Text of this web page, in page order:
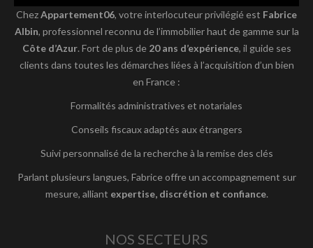
ChezAppartement06, votre interlocuteur privilégié est Fabrice
Albin, professionnel reconnu de l’immobilier haut de gamme sur la
Côte d’Azur. Fort de plus de 20 ans d’expérience, il guide ses
clients dans toutes les démarches liées à l’acquisition d’un bien
en France :
Formalités administratives et notariales
Conseils fiscaux adaptés aux étrangers
Suivi personnalisé de la recherche à la remise des clés
Parlant plusieurs langues, Fabrice offre un accompagnement sur
mesure, alliant expertise, discrétion et confiance.
NOS SECTEURS